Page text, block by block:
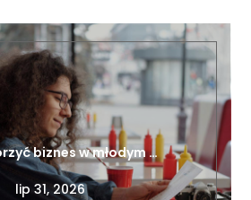
biznes w młodym …
lip 31, 2026